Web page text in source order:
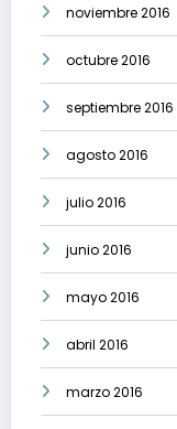
noviembre 2016
octubre 2016
septiembre 2016
agosto 2016
julio 2016
junio 2016
mayo 2016
abril 2016
marzo 2016